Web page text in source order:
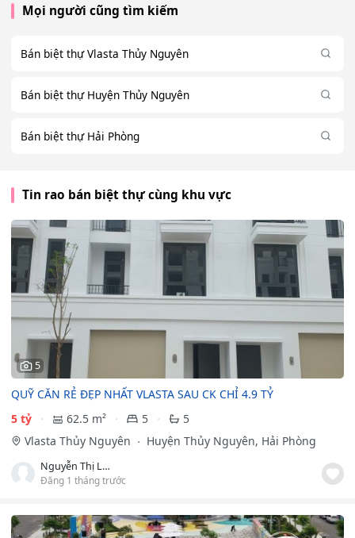
Mọi người cũng tìm kiếm
Bán biệt thự Vlasta Thủy Nguyên
Bán biệt thự Huyện Thủy Nguyên
Bán biệt thự Hải Phòng
Tin rao bán biệt thự cùng khu vực
5
QUỸ CĂN RẺ ĐẸP NHẤT VLASTA SAU CK CHỈ 4.9 TỶ
5 tỷ
62.5 m² 5
5
Vlasta Thủy Nguyên
Huyện Thủy Nguyên, Hải Phòng
Nguyễn Thị Lan Hương
Đăng 1 tháng trước